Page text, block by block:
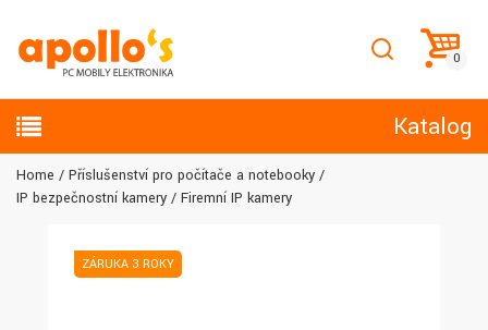
Katalog
Home
Příslušenství pro počítače a notebooky
IP bezpečnostní kamery
Firemní IP kamery
ZÁRUKA 3 ROKY